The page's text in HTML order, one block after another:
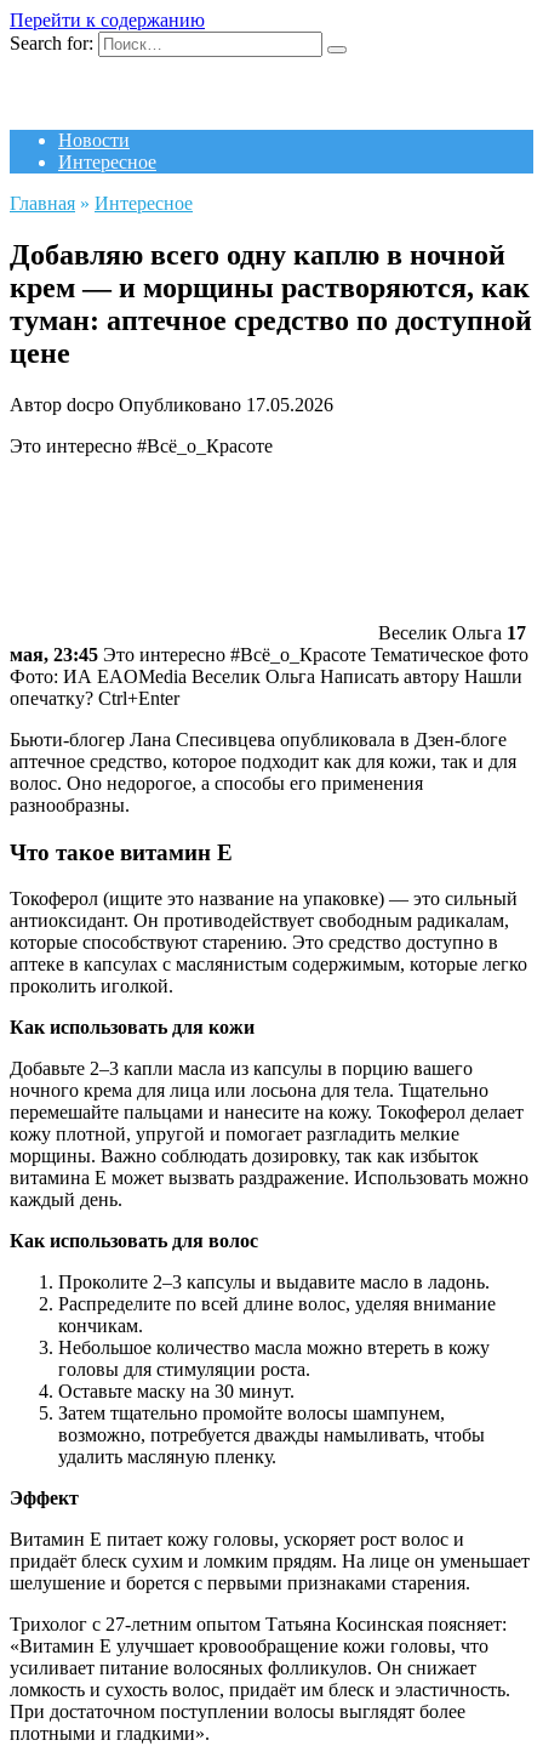
Перейти к содержанию
Search for:
Новости
Интересное
Главная » Интересное
Добавляю всего одну каплю в ночной
крем — и морщины растворяются, как
туман: аптечное средство по доступной
цене
Автор docpo Опубликовано 17.05.2026
Это интересно #Всё_о_Красоте
Веселик Ольга 17
мая, 23:45 Это интересно #Всё_о_Красоте Тематическое фото
Фото: ИА EAOMedia Веселик Ольга Написать автору Нашли
опечатку? Ctrl+Enter
Бьюти-блогер Лана Спесивцева опубликовала в Дзен-блоге
аптечное средство, которое подходит как для кожи, так и для
волос. Оно недорогое, а способы его применения
разнообразны.
Что такое витамин Е
Токоферол (ищите это название на упаковке) — это сильный
антиоксидант. Он противодействует свободным радикалам,
которые способствуют старению. Это средство доступно в
аптеке в капсулах с маслянистым содержимым, которые легко
проколить иголкой.
Как использовать для кожи
Добавьте 2–3 капли масла из капсулы в порцию вашего
ночного крема для лица или лосьона для тела. Тщательно
перемешайте пальцами и нанесите на кожу. Токоферол делает
кожу плотной, упругой и помогает разгладить мелкие
морщины. Важно соблюдать дозировку, так как избыток
витамина Е может вызвать раздражение. Использовать можно
каждый день.
Как использовать для волос
Проколите 2–3 капсулы и выдавите масло в ладонь.
Распределите по всей длине волос, уделяя внимание
кончикам.
Небольшое количество масла можно втереть в кожу
головы для стимуляции роста.
Оставьте маску на 30 минут.
Затем тщательно промойте волосы шампунем,
возможно, потребуется дважды намыливать, чтобы
удалить масляную пленку.
Эффект
Витамин Е питает кожу головы, ускоряет рост волос и
придаёт блеск сухим и ломким прядям. На лице он уменьшает
шелушение и борется с первыми признаками старения.
Трихолог с 27-летним опытом Татьяна Косинская поясняет:
«Витамин Е улучшает кровообращение кожи головы, что
усиливает питание волосяных фолликулов. Он снижает
ломкость и сухость волос, придаёт им блеск и эластичность.
При достаточном поступлении волосы выглядят более
плотными и гладкими».